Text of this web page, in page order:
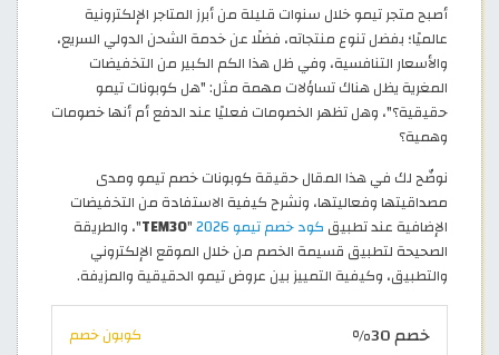
أصبح متجر تيمو خلال سنوات قليلة من أبرز المتاجر الإلكترونية
عالميًا؛ بفضل تنوع منتجاته، فضلًا عن خدمة الشحن الدولي السريع،
والأسعار التنافسية، وفي ظل هذا الكم الكبير من التخفيضات
المغرية يظل هناك تساؤلات مهمة مثل: "هل كوبونات تيمو
حقيقية؟"، وهل تظهر الخصومات فعليًا عند الدفع أم أنها خصومات
وهمية؟
نوضّح لك في هذا المقال حقيقة كوبونات خصم تيمو ومدى
مصداقيتها وفعاليتها، ونشرح كيفية الاستفادة من التخفيضات
الإضافية عند تطبيق كود خصم تيمو 2026 "
TEM30"، والطريقة
الصحيحة لتطبيق قسيمة الخصم من خلال الموقع الإلكتروني
والتطبيق، وكيفية التمييز بين عروض تيمو الحقيقية والمزيفة.
خصم 30% كوبون خصم